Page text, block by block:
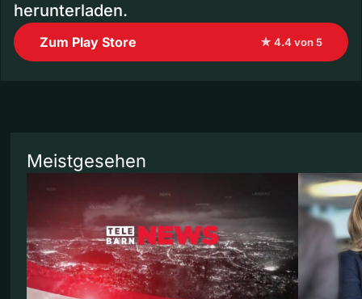
herunterladen.
Zum Play Store ★ 4.4 von 5
Meistgesehen